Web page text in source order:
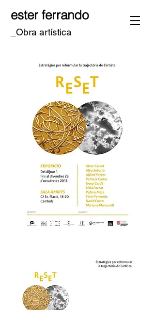
_Obra artística
ester ferrando